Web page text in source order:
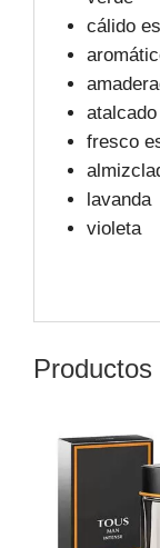
cálido
atalcado
fresco
lavanda
violeta